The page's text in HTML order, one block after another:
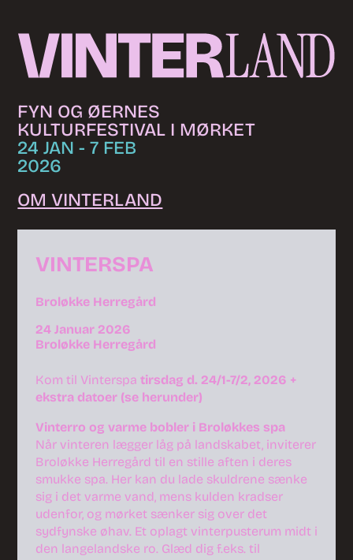
FYN OG ØERNES
KULTURFESTIVAL I MØRKET
24 JAN - 7 FEB
2026
OM VINTERLAND
VINTERSPA
Broløkke Herregård
24 Januar 2026
Broløkke Herregård
Kom til Vinterspa tirsdag d. 24/1-7/2, 2026 +
ekstra datoer (se herunder)
Vinterro og varme bobler i Broløkkes spa
Når vinteren lægger låg på landskabet, inviterer
Broløkke Herregård til en stille aften i deres
smukke spa. Her kan du lade skuldrene sænke
sig i det varme vand, mens kulden kradser
udenfor, og mørket sænker sig over det
sydfynske øhav. Et oplagt vinterpusterum midt i
den langelandske ro. Glæd dig f.eks. til